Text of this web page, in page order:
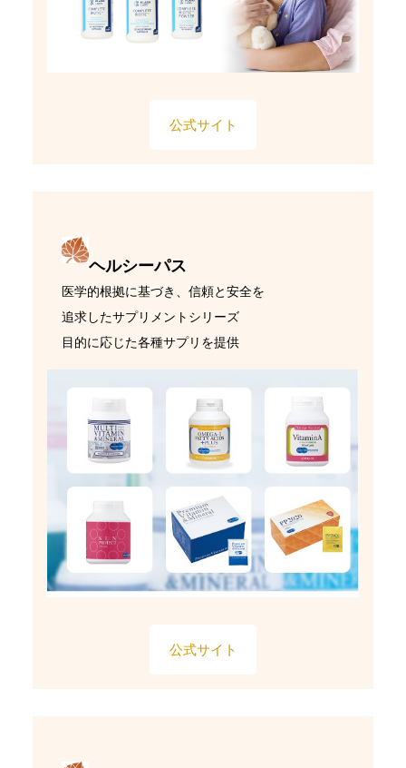
公式サイト
ヘルシーパス
医学的根拠に基づき、信頼と安全を
追求したサプリメントシリーズ
目的に応じた各種サプリを提供
公式サイト